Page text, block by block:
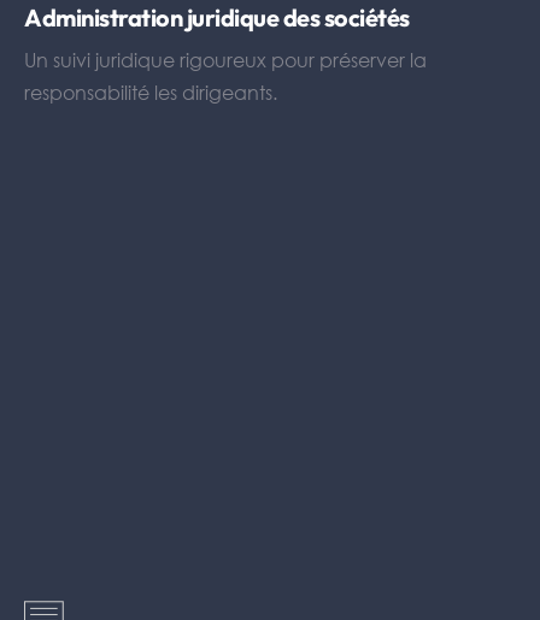
Administration juridique des sociétés
Un suivi juridique rigoureux pour préserver la
responsabilité les dirigeants.